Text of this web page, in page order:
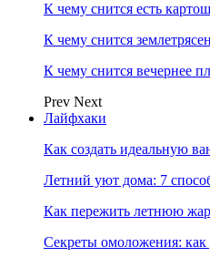
К чему снится есть
К чему снится
К чему снится вечернее
Prev Next
Лайфхаки
Как создать идеальную
Летний уют дома: 7
Как пережить летнюю
Секреты омоложения: как